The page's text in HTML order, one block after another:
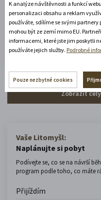
(platné od 1. 7. 2026 do
Zobrazit celou otevírací
Zobrazit
Vaše Litomyšl:
Naplánujte si pobyt
Podívejte se, co se na návrší
program podle toho, co máte
Přijíždím
K analýze návštěvnosti a funkcí
personalizaci obsahu a reklam
používáte, sdílíme se svými
mohou být ze zemí mimo EU.
informacemi, které jste jim poskytli
používáte jejich služby. Podrobné
Pouze nezbytné cookies